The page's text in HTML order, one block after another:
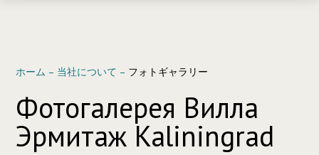
ホーム – 当社について – フォトギャラリー
Фотогалерея Вилла
Эрмитаж Kaliningrad